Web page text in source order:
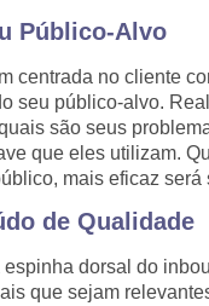
Público-Alvo
centrada no cliente
seu público-alvo.
são seus
que eles utilizam.
mais eficaz será
de Qualidade
dorsal do
que sejam